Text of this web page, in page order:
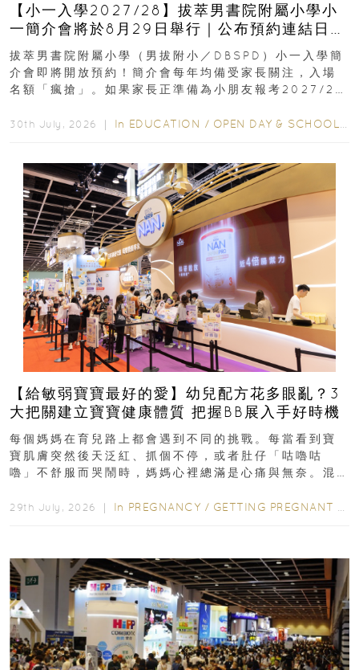
【小一入學2027/28】拔萃男書院附屬小學小
一簡介會將於8月29日舉行｜公布預約連結日期
｜更設有網上重溫
拔萃男書院附屬小學（男拔附小／DBSPD）小一入學簡
介會即將開放預約！簡介會每年均備受家長關注，入場
名額「瘋搶」。如果家長正準備為小朋友報考2027/28
30th July, 2026 ｜ In EDUCATION / OPEN DAY & SCHOOL EVENTS
【給敏弱寶寶最好的愛】幼兒配方花多眼亂？3
大把關建立寶寶健康體質 把握BB展入手好時機
每個媽媽在育兒路上都會遇到不同的挑戰。每當看到寶
寶肌膚突然後天泛紅、抓個不停，或者肚仔「咕嚕咕
嚕」不舒服而哭鬧時，媽媽心裡總滿是心痛與無奈。混
29th July, 2026 ｜ In PREGNANCY / GETTING PREGNANT